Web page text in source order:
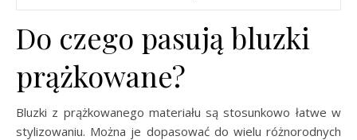
Do czego pasują bluzki
prążkowane?
Bluzki z prążkowanego materiału są stosunkowo łatwe w
stylizowaniu. Można je dopasować do wielu różnorodnych